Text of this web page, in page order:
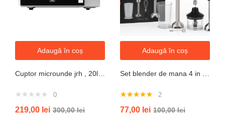
Adaugă în coș
Cuptor microunde jrh , 20l, 700W, alb 5 trepte putere
0
219,00 lei 300,00lei
Adaugă în coș
Set blender de mana 4 in 1, 800W JRH multiStick Inox, Accesorii Incluse
5.00din 5
2
77,00 lei 100,00lei